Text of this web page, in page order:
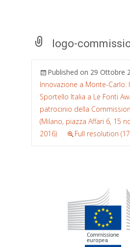
logo-
Published on 29 Ottobre
Innovazione a Monte-Carlo:
Sportello Italia a Le Fonti
patrocinio della
(Milano, piazza Affari 6, 15
2016)
Full resolution